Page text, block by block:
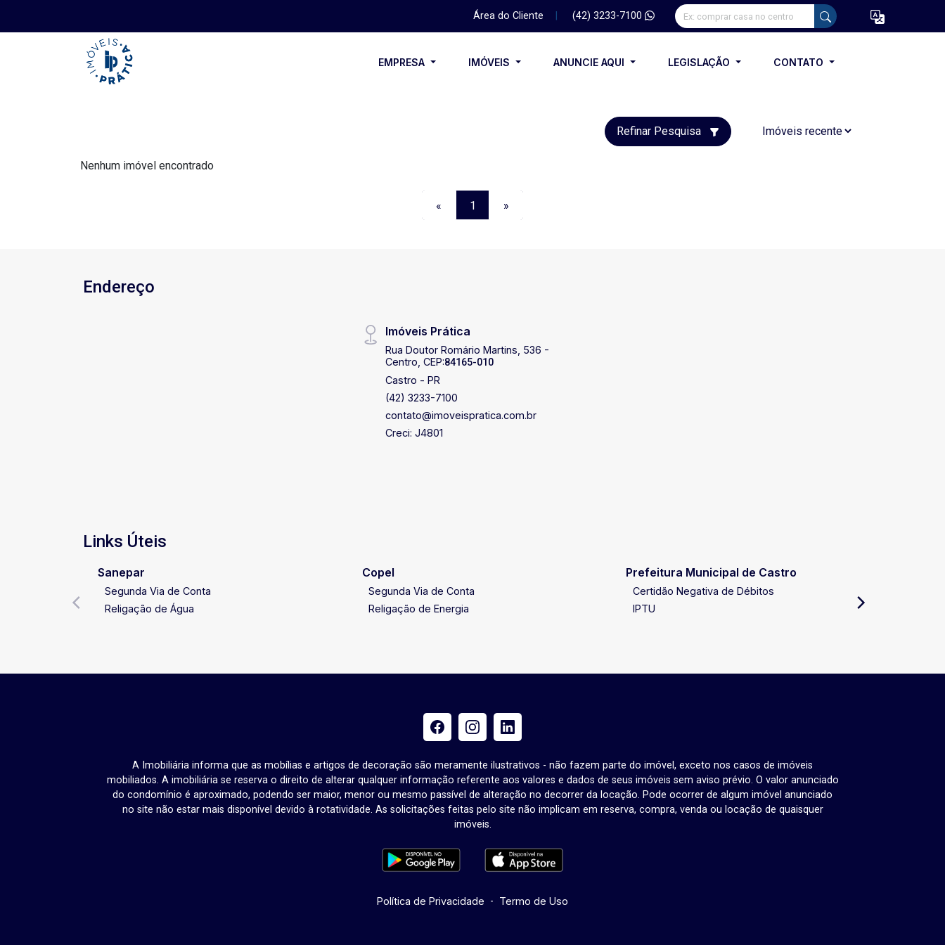
Área do Cliente (42) 3233-7100
EMPRESA IMÓVEIS ANUNCIE AQUI LEGISLAÇÃO CONTATO
Refinar Pesquisa
Nenhum imóvel encontrado
« 1 »
Endereço
Imóveis Prática
Rua Doutor Romário Martins, 536 -
Centro, CEP:84165-010
Castro - PR
(42) 3233-7100
contato@imoveispratica.com.br
Creci: J4801
Links Úteis
Sanepar
Segunda Via de Conta
Religação de Água
Copel
Segunda Via de Conta
Religação de Energia
Prefeitura Municipal de Castro
Certidão Negativa de Débitos
IPTU
A Imobiliária informa que as mobílias e artigos de decoração são meramente ilustrativos - não fazem parte do imóvel, exceto nos casos de imóveis
mobiliados. A imobiliária se reserva o direito de alterar qualquer informação referente aos valores e dados de seus imóveis sem aviso prévio. O valor anunciado
do condomínio é aproximado, podendo ser maior, menor ou mesmo passível de alteração no decorrer da locação. Pode ocorrer de algum imóvel anunciado
no site não estar mais disponível devido à rotatividade. As solicitações feitas pelo site não implicam em reserva, compra, venda ou locação de quaisquer
imóveis.
Política de Privacidade - Termo de Uso